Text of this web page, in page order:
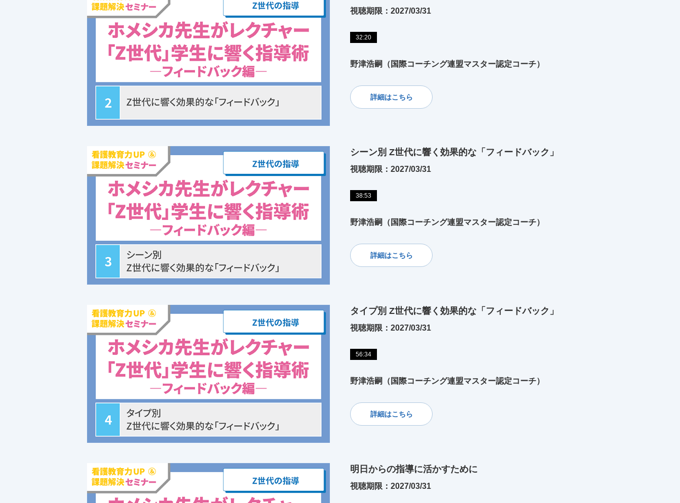
視聴期限：2027/03/31
32:20
野津浩嗣（国際コーチング連盟マスター認定コーチ）
詳細はこちら
シーン別 Z世代に響く効果的な「フィードバック」
視聴期限：2027/03/31
38:53
野津浩嗣（国際コーチング連盟マスター認定コーチ）
詳細はこちら
タイプ別 Z世代に響く効果的な「フィードバック」
視聴期限：2027/03/31
56:34
野津浩嗣（国際コーチング連盟マスター認定コーチ）
詳細はこちら
明日からの指導に活かすために
視聴期限：2027/03/31